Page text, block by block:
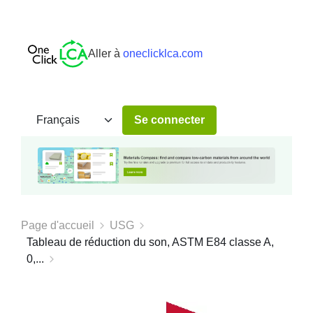
Aller à oneclicklca.com
Se connecter
Page d'accueil
USG
Tableau de réduction du son, ASTM E84 classe A,
0,...